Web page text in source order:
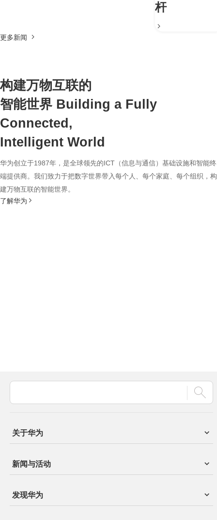
杆
更多新闻
构建万物互联的
智能世界 Building a Fully
Connected,
Intelligent World
华为创立于1987年，是全球领先的ICT（信息与通信）基础设施和智能终
端提供商。我们致力于把数字世界带入每个人、每个家庭、每个组织，构
建万物互联的智能世界。
了解华为
关于华为
新闻与活动
发现华为